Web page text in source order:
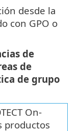
desde la
con GPO o
de
de
de grupo
On-
productos